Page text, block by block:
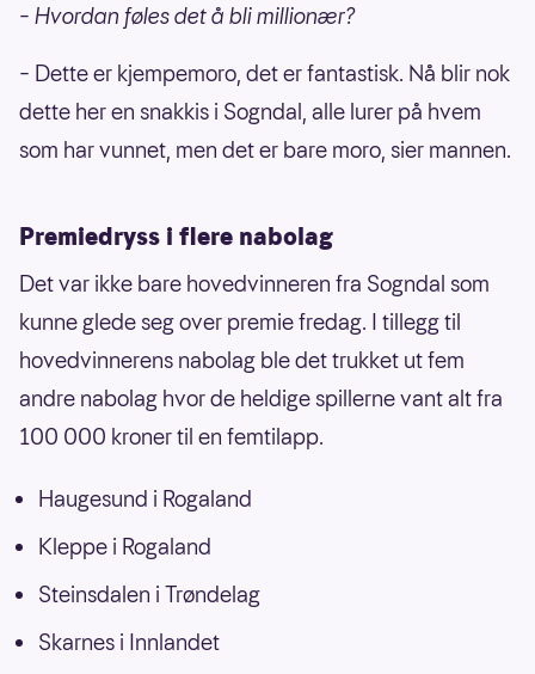
– Hvordan føles det å bli millionær?
– Dette er kjempemoro, det er fantastisk. Nå blir nok
dette her en snakkis i Sogndal, alle lurer på hvem
som har vunnet, men det er bare moro, sier mannen.
Premiedryss i flere nabolag
Det var ikke bare hovedvinneren fra Sogndal som
kunne glede seg over premie fredag. I tillegg til
hovedvinnerens nabolag ble det trukket ut fem
andre nabolag hvor de heldige spillerne vant alt fra
100 000 kroner til en femtilapp.
Haugesund i Rogaland
Kleppe i Rogaland
Steinsdalen i Trøndelag
Skarnes i Innlandet